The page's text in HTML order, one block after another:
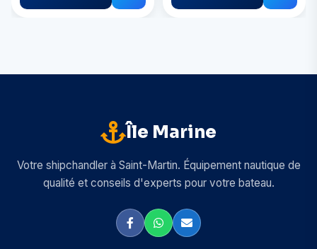
Île Marine
Votre shipchandler à Saint-Martin. Équipement nautique de
qualité et conseils d'experts pour votre bateau.